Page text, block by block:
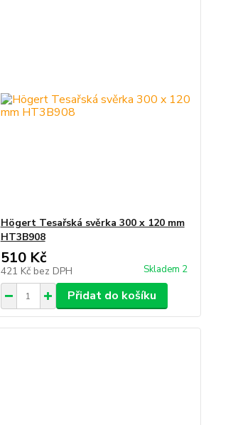
Högert Tesařská svěrka 300 x 120 mm
HT3B908
510 Kč
421 Kč bez DPH Skladem 2
Přidat do košíku